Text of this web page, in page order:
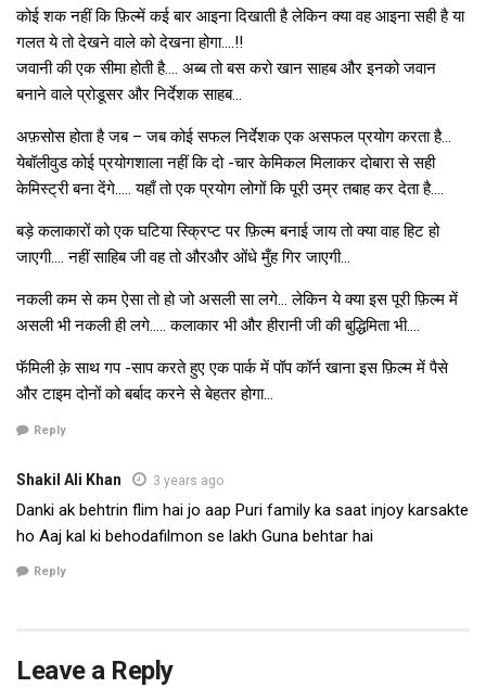
कोई शक नहीं कि फ़िल्में कई बार आइना दिखाती है लेकिन क्या वह आइना सही है या
गलत ये तो देखने वाले को देखना होगा….!!
जवानी की एक सीमा होती है…. अब्ब तो बस करो खान साहब और इनको जवान
बनाने वाले प्रोडूसर और निर्देशक साहब…
अफ़सोस होता है जब – जब कोई सफल निर्देशक एक असफल प्रयोग करता है…
येबॉलीवुड कोई प्रयोगशाला नहीं कि दो -चार केमिकल मिलाकर दोबारा से सही
केमिस्ट्री बना देंगे….. यहाँ तो एक प्रयोग लोगों कि पूरी उम्र तबाह कर देता है….
बड़े कलाकारों को एक घटिया स्क्रिप्ट पर फ़िल्म बनाई जाय तो क्या वाह हिट हो
जाएगी…. नहीं साहिब जी वह तो औरऔर ओंधे मुँह गिर जाएगी…
नकली कम से कम ऐसा तो हो जो असली सा लगे… लेकिन ये क्या इस पूरी फ़िल्म में
असली भी नकली ही लगे….. कलाकार भी और हीरानी जी की बुद्धिमिता भी….
फॅमिली क़े साथ गप -साप करते हुए एक पार्क में पॉप कॉर्न खाना इस फ़िल्म में पैसे
और टाइम दोनों को बर्बाद करने से बेहतर होगा…
Reply
Shakil Ali Khan 3 years ago
Danki ak behtrin flim hai jo aap Puri family ka saat injoy karsakte
ho Aaj kal ki behodafilmon se lakh Guna behtar hai
Reply
Leave a Reply